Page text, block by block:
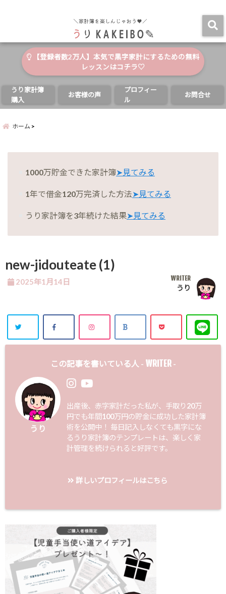
【登録者数2万人】本気で黒字家計にするための無料
レッスンはコチラ♡
うり家計簿
購入
お客様の声
プロフィー
ル
お問合せ
ホーム
1000万貯金できた家計簿➤見てみる
1年で借金120万完済した方法➤見てみる
うり家計簿を3年続けた結果➤見てみる
new-jidouteate (1)
2025年1月14日 WRITER
うり
この記事を書いている人 - WRITER-
うり
出産後、赤字家計だった私が、手取り20万
円でも年間100万円の貯金に成功した家計簿
術を公開中！ 毎日記入しなくても黒字にな
るうり家計簿のテンプレートは、楽しく家
計管理を続けられると好評です。
詳しいプロフィールはこちら